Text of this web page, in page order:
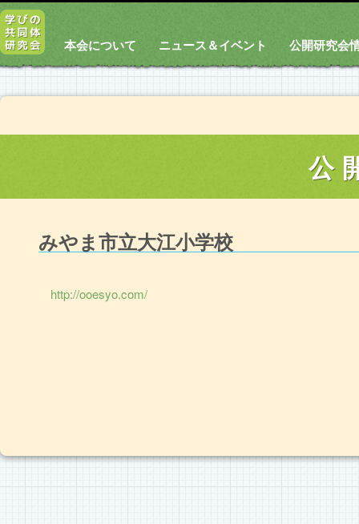
本会について ニュース＆イベント 公開研究会
公
みやま市立大江小学校
http://ooesyo.com/